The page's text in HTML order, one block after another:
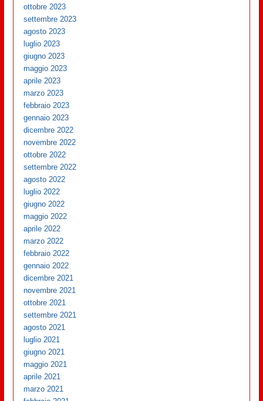
ottobre 2023
settembre 2023
agosto 2023
luglio 2023
giugno 2023
maggio 2023
aprile 2023
marzo 2023
febbraio 2023
gennaio 2023
dicembre 2022
novembre 2022
ottobre 2022
settembre 2022
agosto 2022
luglio 2022
giugno 2022
maggio 2022
aprile 2022
marzo 2022
febbraio 2022
gennaio 2022
dicembre 2021
novembre 2021
ottobre 2021
settembre 2021
agosto 2021
luglio 2021
giugno 2021
maggio 2021
aprile 2021
marzo 2021